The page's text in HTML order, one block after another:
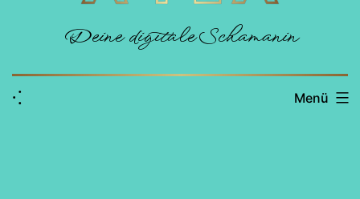
Deine digitale Schamanin
⁖ Menü